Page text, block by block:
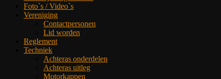
Foto`s / Video`s
Vereniging
Contactpersonen
Lid worden
Reglement
Techniek
Achteras onderdelen
Achteras uitleg
Motorkappen